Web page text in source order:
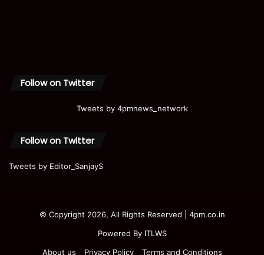
Follow on Twitter
Tweets by 4pmnews_network
Follow on Twitter
Tweets by Editor_SanjayS
© Copyright 2026, All Rights Reserved | 4pm.co.in
Powered By ITLWS
About us
Privacy Policy Terms and Conditions